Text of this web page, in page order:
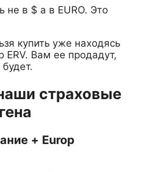
в $ а в EURO. Это
купить уже находясь
ERV. Вам ее продадут,
страховые
+ Europ